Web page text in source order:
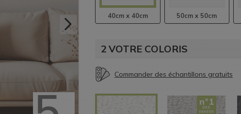
40cm x 40cm 50cm x 50cm
2 VOTRE COLORIS